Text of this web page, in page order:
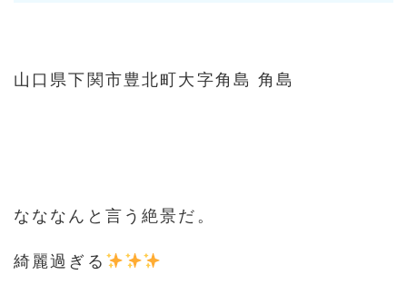
山口県下関市豊北町大字角島 角島
なななんと言う絶景だ。
綺麗過ぎる